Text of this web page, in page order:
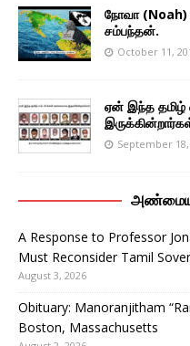
நோவா (Noah)
சம்பந்தன்.
October 11,
ஏன் இந்த
September 18,
அண்மைய
A Response to Professor
Must Reconsider Tamil
August 3, 2026
Obituary: Manoranjitham
Boston, Massachusetts